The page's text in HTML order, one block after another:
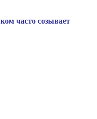
часто созывает